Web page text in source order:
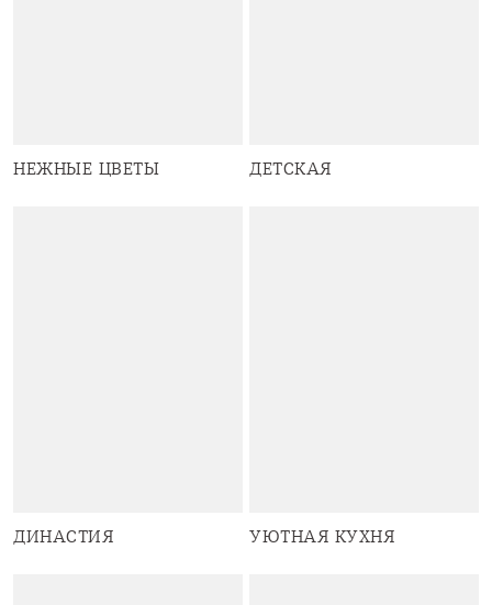
НЕЖНЫЕ ЦВЕТЫ ДЕТСКАЯ
ДИНАСТИЯ УЮТНАЯ КУХНЯ